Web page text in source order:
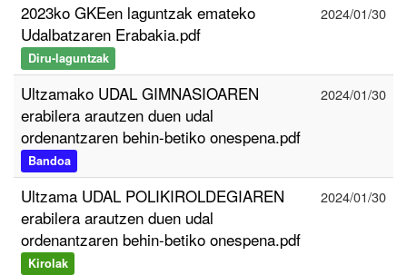
2023ko GKEen laguntzak emateko
Udalbatzaren Erabakia.pdf
Diru-laguntzak
2024/01/30
Ultzamako UDAL GIMNASIOAREN
erabilera arautzen duen udal
ordenantzaren behin-betiko onespena.pdf
Bandoa
2024/01/30
Ultzama UDAL POLIKIROLDEGIAREN
erabilera arautzen duen udal
ordenantzaren behin-betiko onespena.pdf
Kirolak
2024/01/30